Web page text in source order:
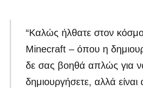
“Καλώς ήλθατε στον
Minecraft – όπου η
δε σας βοηθά απλώς για
δημιουργήσετε, αλλά είναι